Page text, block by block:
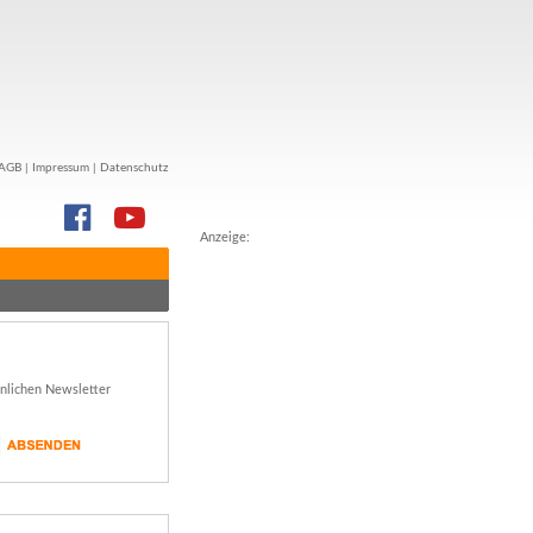
Anzeige:
Impressum Datenschutz
Newsletter